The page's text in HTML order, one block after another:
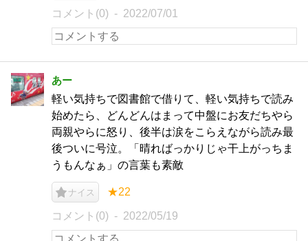
コメント(0) 2022/07/01
あー
軽い気持ちで図書館で借りて、軽い気持ちで読み
始めたら、どんどんはまって中盤にお友だちやら
両親やらに怒り、後半は涙をこらえながら読み最
後ついに号泣。「晴ればっかりじゃ干上がっちま
うもんなぁ」の言葉も素敵
ナイス ★22
コメント(0) 2022/05/19